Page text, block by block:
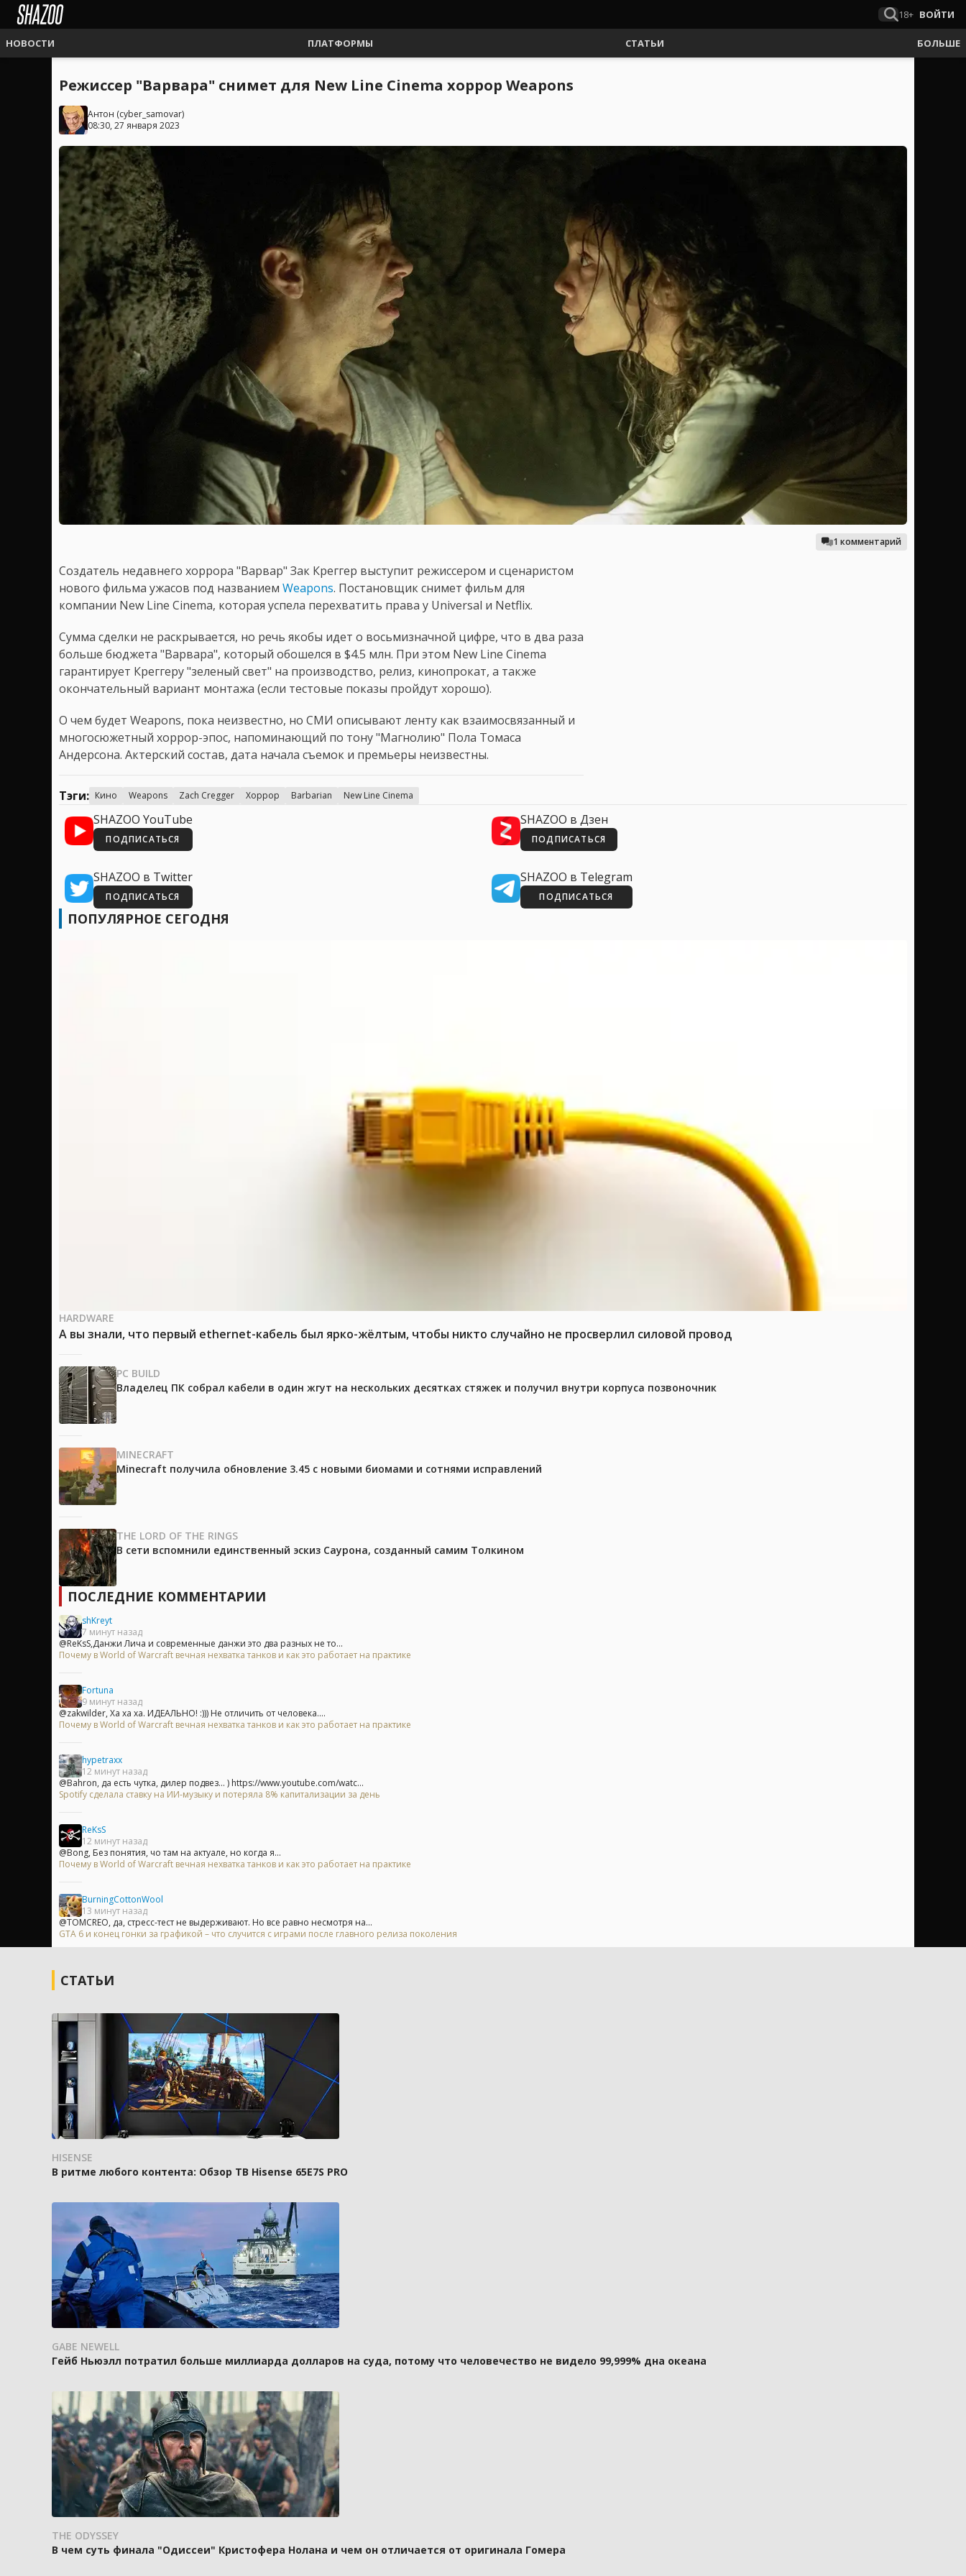
18+ ВОЙТИ
НОВОСТИ ПЛАТФОРМЫ СТАТЬИ БОЛЬШЕ
Режиссер "Варвара" снимет для New Line Cinema хоррор Weapons
Антон (cyber_samovar)
08:30, 27 января 2023
1 комментарий
Создатель недавнего хоррора "Варвар" Зак Креггер выступит режиссером и сценаристом
нового фильма ужасов под названием Weapons. Постановщик снимет фильм для
компании New Line Cinema, которая успела перехватить права у Universal и Netflix.
Сумма сделки не раскрывается, но речь якобы идет о восьмизначной цифре, что в два раза
больше бюджета "Варвара", который обошелся в $4.5 млн. При этом New Line Cinema
гарантирует Креггеру "зеленый свет" на производство, релиз, кинопрокат, а также
окончательный вариант монтажа (если тестовые показы пройдут хорошо).
О чем будет Weapons, пока неизвестно, но СМИ описывают ленту как взаимосвязанный и
многосюжетный хоррор-эпос, напоминающий по тону "Магнолию" Пола Томаса
Андерсона. Актерский состав, дата начала съемок и премьеры неизвестны.
Тэги: Кино Weapons Zach Cregger Хоррор Barbarian New Line Cinema
SHAZOO YouTube
ПОДПИСАТЬСЯ
SHAZOO в Дзен
ПОДПИСАТЬСЯ
SHAZOO в Twitter
ПОДПИСАТЬСЯ
SHAZOO в Telegram
ПОДПИСАТЬСЯ
ПОПУЛЯРНОЕ СЕГОДНЯ
HARDWARE
А вы знали, что первый ethernet-кабель был ярко-жёлтым, чтобы никто случайно не просверлил силовой провод
PC BUILD
Владелец ПК собрал кабели в один жгут на нескольких десятках стяжек и получил внутри корпуса позвоночник
MINECRAFT
Minecraft получила обновление 3.45 с новыми биомами и сотнями исправлений
THE LORD OF THE RINGS
В сети вспомнили единственный эскиз Саурона, созданный самим Толкином
ПОСЛЕДНИЕ КОММЕНТАРИИ
shKreyt
7 минут назад
@ReKsS,Данжи Лича и современные данжи это два разных не то...
Почему в World of Warcraft вечная нехватка танков и как это работает на практике
Fortuna
9 минут назад
@zakwilder, Ха ха ха. ИДЕАЛЬНО! :))) Не отличить от человека....
Почему в World of Warcraft вечная нехватка танков и как это работает на практике
hypetraxx
12 минут назад
@Bahron, да есть чутка, дилер подвез... ) https://www.youtube.com/watc...
Spotify сделала ставку на ИИ-музыку и потеряла 8% капитализации за день
ReKsS
12 минут назад
@Bong, Без понятия, чо там на актуале, но когда я...
Почему в World of Warcraft вечная нехватка танков и как это работает на практике
BurningCottonWool
13 минут назад
@TOMCREO, да, стресс-тест не выдерживают. Но все равно несмотря на...
GTA 6 и конец гонки за графикой – что случится с играми после главного релиза поколения
СТАТЬИ
HISENSE
В ритме любого контента: Обзор ТВ Hisense 65E7S PRO
GABE NEWELL
Гейб Ньюэлл потратил больше миллиарда долларов на суда, потому что человечество не видело 99,999% дна океана
THE ODYSSEY
В чем суть финала "Одиссеи" Кристофера Нолана и чем он отличается от оригинала Гомера